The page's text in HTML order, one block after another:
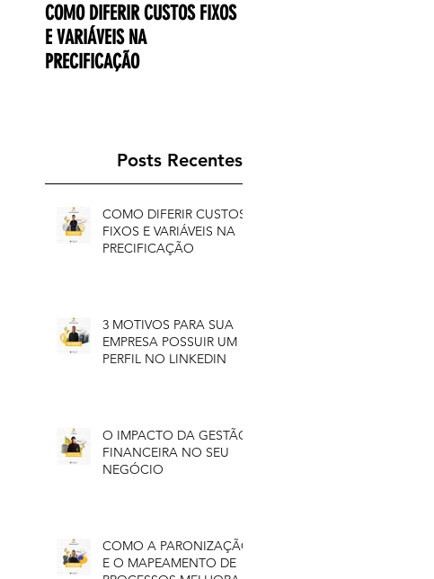
COMO DIFERIR CUSTOS FIXOS
E VARIÁVEIS NA
PRECIFICAÇÃO
Posts Recentes
COMO DIFERIR CUSTOS
FIXOS E VARIÁVEIS NA
PRECIFICAÇÃO
3 MOTIVOS PARA SUA
EMPRESA POSSUIR UM
PERFIL NO LINKEDIN
O IMPACTO DA GESTÃO
FINANCEIRA NO SEU
NEGÓCIO
COMO A PARONIZAÇÃO
E O MAPEAMENTO DE